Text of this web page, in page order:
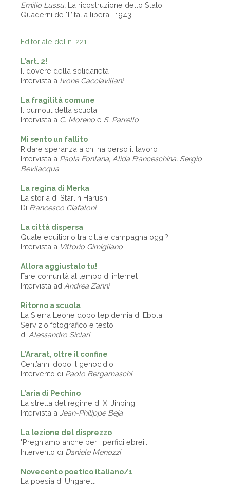
Emilio Lussu, La ricostruzione dello Stato.
Quaderni de "L’Italia libera”, 1943.
Editoriale del n. 221
L’art. 2!
Il dovere della solidarietà
Intervista a Ivone Cacciavillani
La fragilità comune
Il burnout della scuola
Intervista a C. Moreno e S. Parrello
Mi sento un fallito
Ridare speranza a chi ha perso il lavoro
Intervista a Paola Fontana, Alida Franceschina, Sergio
Bevilacqua
La regina di Merka
La storia di Starlin Harush
Di Francesco Ciafaloni
La città dispersa
Quale equilibrio tra città e campagna oggi?
Intervista a Vittorio Gimigliano
Allora aggiustalo tu!
Fare comunità al tempo di internet
Intervista ad Andrea Zanni
Ritorno a scuola
La Sierra Leone dopo l’epidemia di Ebola
Servizio fotografico e testo
di Alessandro Siclari
L’Ararat, oltre il confine
Cent’anni dopo il genocidio
Intervento di Paolo Bergamaschi
L’aria di Pechino
La stretta del regime di Xi Jinping
Intervista a Jean-Philippe Beja
La lezione del disprezzo
"Preghiamo anche per i perfidi ebrei...”
Intervento di Daniele Menozzi
Novecento poetico italiano/1
La poesia di Ungaretti